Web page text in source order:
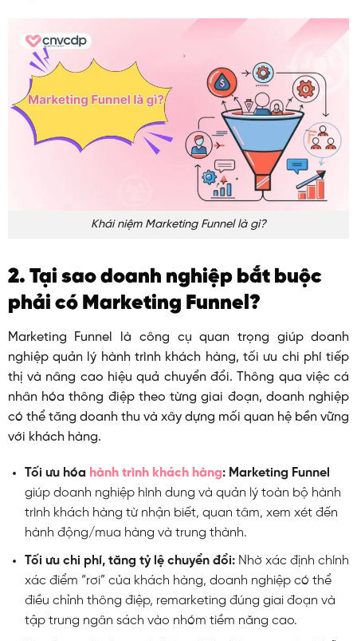
Khái niệm Marketing Funnel là gì?
2. Tại sao doanh nghiệp bắt buộc
phải có Marketing Funnel?
Marketing Funnel là công cụ quan trọng giúp doanh
nghiệp quản lý hành trình khách hàng, tối ưu chi phí tiếp
thị và nâng cao hiệu quả chuyển đổi. Thông qua việc cá
nhân hóa thông điệp theo từng giai đoạn, doanh nghiệp
có thể tăng doanh thu và xây dựng mối quan hệ bền vững
với khách hàng.
Tối ưu hóa hành trình khách hàng:Marketing Funnel
giúp doanh nghiệp hình dung và quản lý toàn bộ hành
trình khách hàng từ nhận biết, quan tâm, xem xét đến
hành động/mua hàng và trung thành.
Tối ưu chi phí, tăng tỷ lệ chuyển đổi:Nhờ xác định chính
xác điểm “rơi” của khách hàng, doanh nghiệp có thể
điều chỉnh thông điệp, remarketing đúng giai đoạn và
tập trung ngân sách vào nhóm tiềm năng cao.